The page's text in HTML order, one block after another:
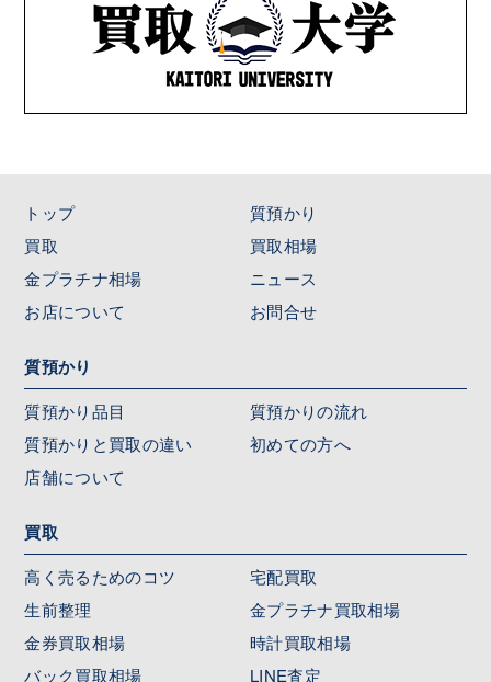
トップ
質預かり
買取
買取相場
金プラチナ相場
ニュース
お店について
お問合せ
質預かり
質預かり品目
質預かりの流れ
質預かりと買取の違い
初めての方へ
店舗について
買取
高く売るためのコツ
宅配買取
生前整理
金プラチナ買取相場
金券買取相場
時計買取相場
バック買取相場
LINE査定